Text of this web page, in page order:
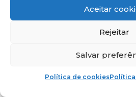
Aceitar
Rejeitar
Salvar
Política de cookies